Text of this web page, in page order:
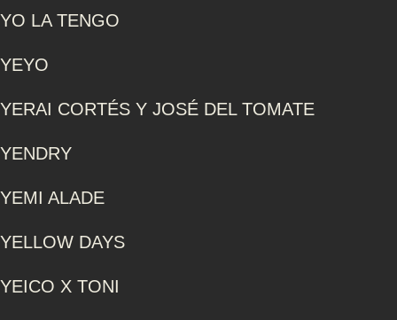
YO LA TENGO
YEYO
YERAI CORTÉS Y JOSÉ DEL TOMATE
YENDRY
YEMI ALADE
YELLOW DAYS
YEICO X TONI